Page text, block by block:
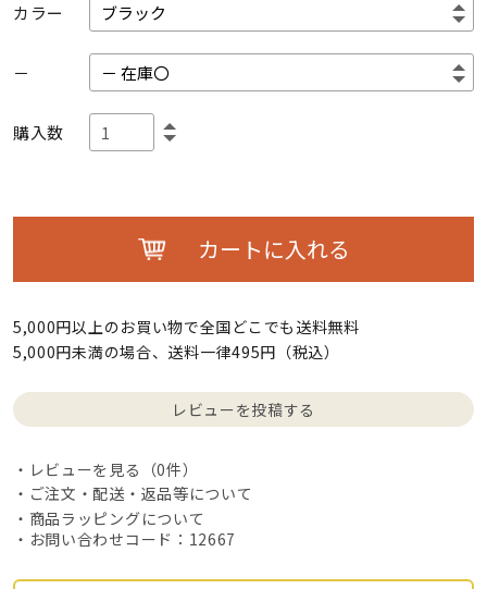
カラー
－
購入数
カートに入れる
5,000円以上のお買い物で全国どこでも送料無料
5,000円未満の場合、送料一律495円（税込）
レビューを投稿する
レビューを見る（0件）
ご注文・配送・返品等について
商品ラッピングについて
・お問い合わせコード：12667